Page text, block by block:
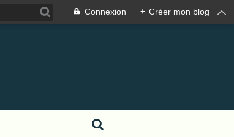
Connexion + Créer mon blog